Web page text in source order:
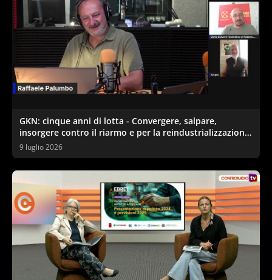
GKN: cinque anni di lotta - Convergere, salpare,
insorgere contro il riarmo e per la reindustrializzazione
ecologica
9 luglio 2026